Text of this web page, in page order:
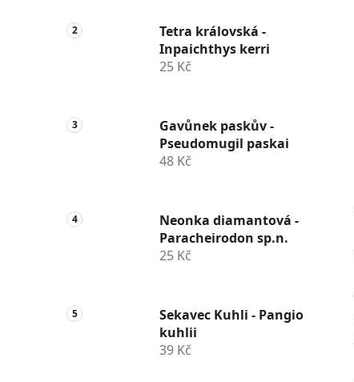
Tetra královská -
Inpaichthys kerri
25 Kč
Gavůnek paskův -
Pseudomugil paskai
48 Kč
Neonka diamantová -
Paracheirodon sp.n.
25 Kč
Sekavec Kuhli - Pangio
kuhlii
39 Kč